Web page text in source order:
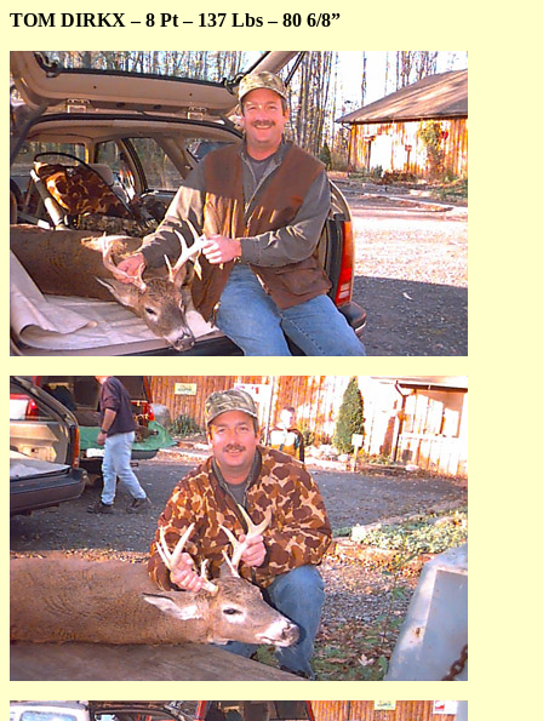
TOM DIRKX – 8 Pt – 137 Lbs – 80 6/8”